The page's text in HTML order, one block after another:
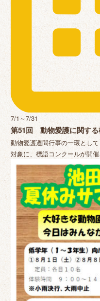
7/1～7/31
第51回 動物愛護に関する
動物愛護週間行事の一環とし
対象に、標語コンクールが開催